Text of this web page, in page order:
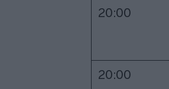
20:00
20:00